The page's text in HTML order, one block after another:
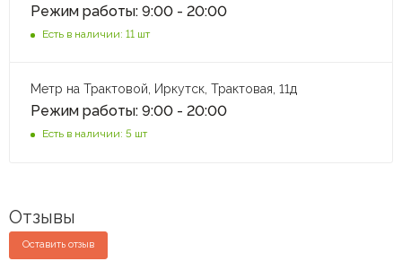
Режим работы: 9:00 - 20:00
Есть в наличии: 11 шт
Метр на Трактовой, Иркутск, Трактовая, 11д
Режим работы: 9:00 - 20:00
Есть в наличии: 5 шт
Отзывы
Оставить отзыв